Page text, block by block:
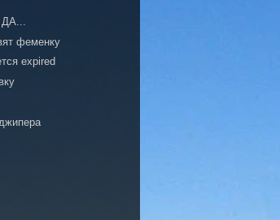
феменку
expired